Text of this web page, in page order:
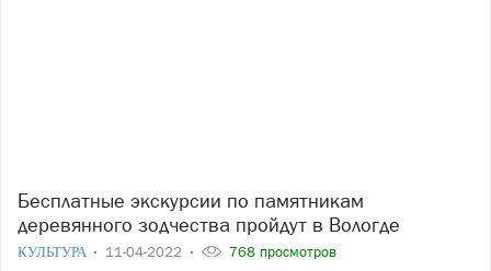
Бесплатные экскурсии по памятникам
деревянного зодчества пройдут в Вологде
КУЛЬТУРА 11-04-2022 768 просмотров